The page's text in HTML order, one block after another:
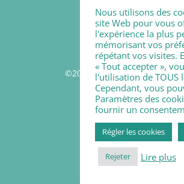
Mentions légales
Politique des
©2026 - Autisme Côte
Suivez-nous
Nous utilisons des
site Web pour vous
l'expérience la plus
mémorisant vos
répétant vos visites.
« Tout accepter »,
l'utilisation de TOUS
Cependant, vous
Paramètres des
fournir un
Régler les cookies
Rejeter Lire plus